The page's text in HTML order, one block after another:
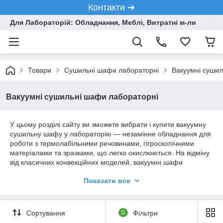
Контакти ➔
Для Лабораторій: Обладнання, Меблі, Витратні м-ли
Товари Сушильні шафи лабораторні Вакуумні
Вакуумні сушильні шафи лабораторні
У цьому розділі сайту ви зможете вибрати і купити вакуумну
сушильну шафу у лабораторію — незамінне обладнання для
роботи з термолабільними речовинами, гігроскопічними
матеріалами та зразками, що легко окислюються. На відміну
від класичних конвекційних моделей, вакуумні шафи
при значно нижчих температурах, зберігаючи структуру та
де стандартне нагрівання може пошкодити продукт:
Показати все
Сортування 0 Фільтри